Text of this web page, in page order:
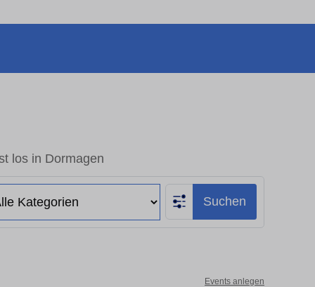
los in Dormagen
Suchen
Events anlegen